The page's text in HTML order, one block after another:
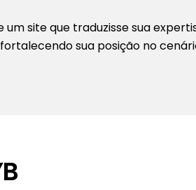
site que traduzisse sua
sua posição no